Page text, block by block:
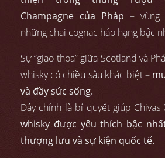
Champagne của Pháp –
những chai cognac hảo hạng bậc
Sự “giao thoa” giữa Scotland và
whisky có chiều sâu khác biệt –
và đầy sức sống.
Đây chính là bí quyết giúp Chivas
whisky được yêu thích bậc
thượng lưu và sự kiện quốc tế.